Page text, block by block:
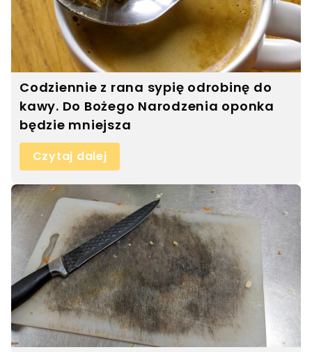
Codziennie z rana sypię odrobinę do
kawy. Do Bożego Narodzenia oponka
będzie mniejsza
Czytaj dalej